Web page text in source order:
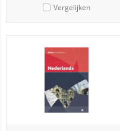
Vergelijken